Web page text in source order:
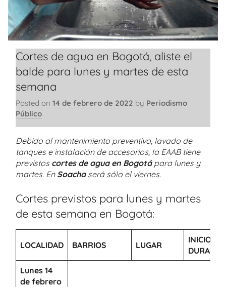
Cortes de agua en Bogotá, aliste el
balde para lunes y martes de esta
semana
Posted on 14 de febrero de 2022 by Periodismo
Público
Debido al mantenimiento preventivo, lavado de
tanques e instalación de accesorios, la EAAB tiene
previstos cortes de agua en Bogotápara lunes y
martes. En Soachaserá sólo el viernes.
Cortes previstos para lunes y martes
de esta semana en Bogotá:
LOCALIDAD BARRIOS LUGAR
INICIO Y
Lunes 14
de febrero